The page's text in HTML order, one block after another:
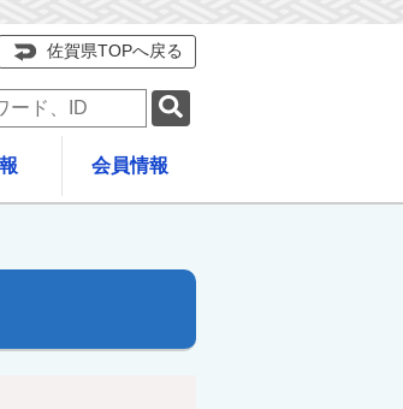
佐賀県TOPへ戻る
会員情報